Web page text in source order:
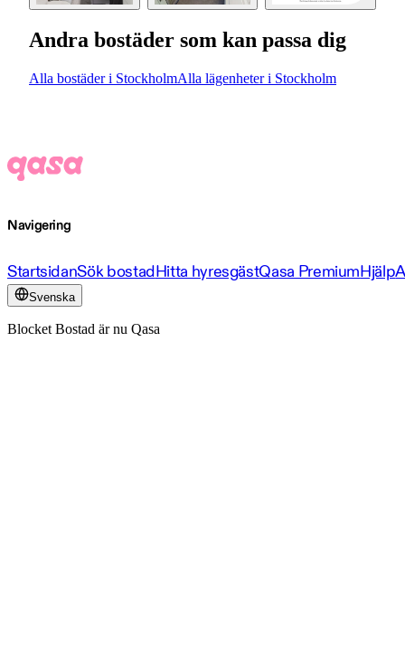
Andra bostäder som kan passa dig
Alla bostäder i StockholmAlla lägenheter i Stockholm
Navigering
StartsidanSök bostadHitta hyresgästQasa PremiumHjälp
Svenska
Blocket Bostad är nu Qasa